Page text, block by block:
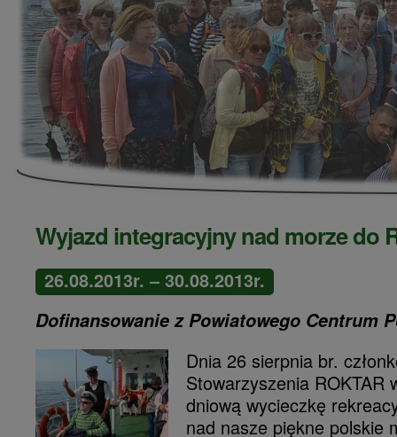
Wyjazd integracyjny nad morze do
26.08.2013r. – 30.08.2013r.
Dofinansowanie z Powiatowego Centrum
Dnia 26 sierpnia br.
Stowarzyszenia ROKTAR
dniową wycieczkę
nad nasze piękne polskie